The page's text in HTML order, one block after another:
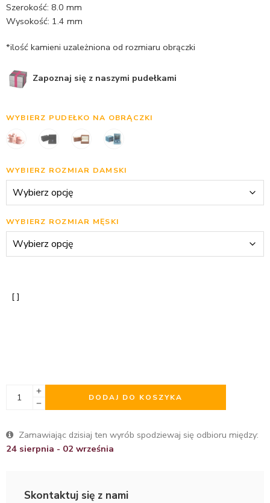
Szerokość: 8.0 mm
Wysokość: 1.4 mm
*ilość kamieni uzależniona od rozmiaru obrączki
Zapoznaj się z naszymi pudełkami
WYBIERZ PUDEŁKO NA OBRĄCZKI
WYBIERZ ROZMIAR DAMSKI
WYBIERZ ROZMIAR MĘSKI
DODAJ DO KOSZYKA
Zamawiając dzisiaj ten wyrób spodziewaj się odbioru między:
24 sierpnia - 02 września
Skontaktuj się z nami